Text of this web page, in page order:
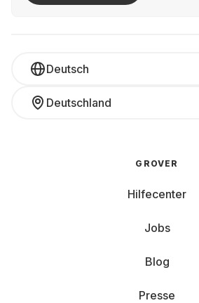
Deutsch
Deutschland
GROVER
Hilfecenter
Jobs
Blog
Presse